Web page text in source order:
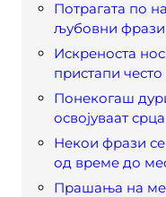
Потрагата по
љубовни фрази
Искреноста
пристапи
Понекогаш
освојуваат срца
Некои фрази
од време до
Прашања на